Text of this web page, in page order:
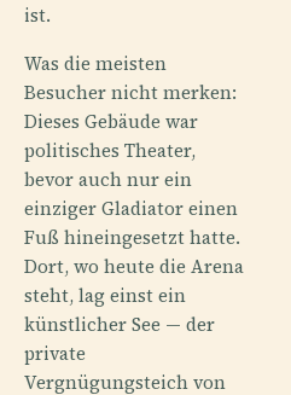
ist.
Was die meisten
Besucher nicht merken:
Dieses Gebäude war
politisches Theater,
bevor auch nur ein
einziger Gladiator einen
Fuß hineingesetzt hatte.
Dort, wo heute die Arena
steht, lag einst ein
künstlicher See — der
private
Vergnügungsteich von